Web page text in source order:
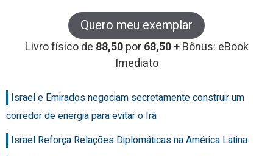
Quero meu exemplar
Livro físico de88,50 por68,50 +Bônus: eBook
Imediato
Israel e Emirados negociam secretamente construir um
corredor de energia para evitar o Irã
Israel Reforça Relações Diplomáticas na América Latina